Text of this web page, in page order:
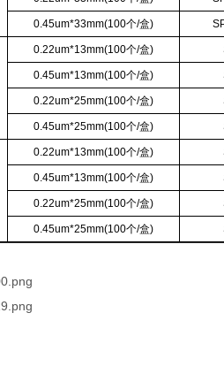
0.45um*33mm(100个/盒)
0.22um*13mm(100个/盒)
0.45um*13mm(100个/盒)
0.22um*25mm(100个/盒)
0.45um*25mm(100个/盒)
0.22um*13mm(100个/盒)
0.45um*13mm(100个/盒)
0.22um*25mm(100个/盒)
0.45um*25mm(100个/盒)